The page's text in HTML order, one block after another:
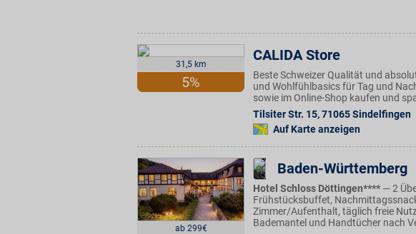
31,5 km
5%
CALIDA Store
Beste Schweizer Qualität und
und Wohlfühlbasics für Tag und
sowie im Online-Shop kaufen und
Tilsiter Str. 15,71065Sindelfingen
Auf Karte anzeigen
ab 299€
Baden-Württemberg
Hotel Schloss Döttingen**** — 2
Frühstücksbuffet,
Zimmer/Aufenthalt, täglich freie
Bademantel und Handtücher nach